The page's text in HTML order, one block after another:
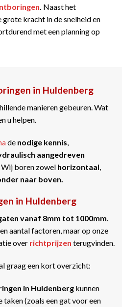
. Naast het
kracht in de snelheid en
met een planning op
in Huldenberg
manieren gebeuren. Wat
u helpen.
de nodige kennis
aangedreven
boren zowel horizontaal
naar boven.
in Huldenberg
vanaf 8mm tot 1000mm.
aantal factoren, maar op onze
over richtprijzen terugvinden.
graag een kort overzicht:
in Huldenberg kunnen
taken (zoals een gat voor een